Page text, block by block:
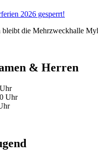
2026 gesperrt!
die Mehrzweckhalle
& Herren
Uhr